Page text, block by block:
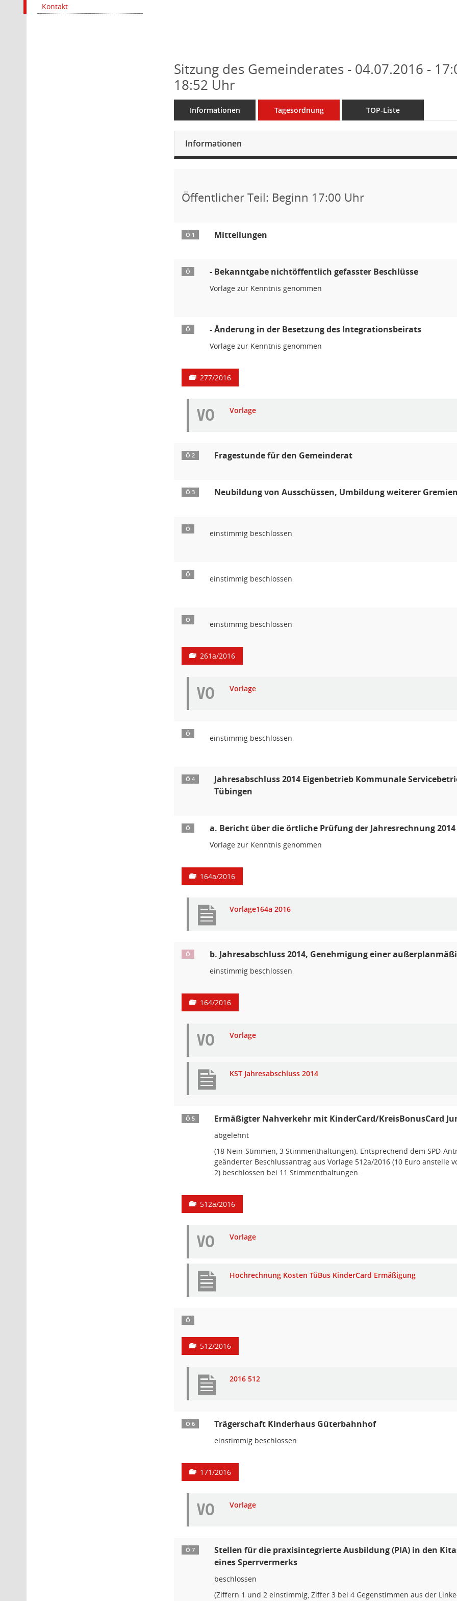
Kontakt
Sitzung des Gemeinderates - 04.07.2016 -
18:52 Uhr
Informationen Tagesordnung TOP-Liste
Informationen
Öffentlicher Teil: Beginn 17:00 Uhr
Ö 1 Mitteilungen
Ö - Bekanntgabe nichtöffentlich gefasster Beschlüsse
Vorlage zur Kenntnis genommen
Ö - Änderung in der Besetzung des Integrationsbeirats
Vorlage zur Kenntnis genommen
277/2016
VO Vorlage
Ö 2 Fragestunde für den Gemeinderat
Ö 3 Neubildung von Ausschüssen, Umbildung weiterer
Ö einstimmig beschlossen
Ö einstimmig beschlossen
Ö einstimmig beschlossen
261a/2016
VO Vorlage
Ö einstimmig beschlossen
Ö 4
Jahresabschluss 2014 Eigenbetrieb Kommunale
Tübingen
Ö a. Bericht über die örtliche Prüfung der Jahresrechnung 2014
Vorlage zur Kenntnis genommen
164a/2016
Vorlage164a 2016
Ö b. Jahresabschluss 2014, Genehmigung einer
einstimmig beschlossen
164/2016
VO Vorlage
KST Jahresabschluss 2014
Ö 5 Ermäßigter Nahverkehr mit KinderCard/KreisBonusCard
abgelehnt
(18 Nein-Stimmen, 3 Stimmenthaltungen). Entsprechend dem SPD-
geänderter Beschlussantrag aus Vorlage 512a/2016 (10 Euro anstelle
2) beschlossen bei 11 Stimmenthaltungen.
512a/2016
VO Vorlage
Hochrechnung Kosten TüBus KinderCard Ermäßigung
Ö
512/2016
2016 512
Ö 6 Trägerschaft Kinderhaus Güterbahnhof
einstimmig beschlossen
171/2016
VO Vorlage
Ö 7
Stellen für die praxisintegrierte Ausbildung (PIA) in den
eines Sperrvermerks
beschlossen
(Ziffern 1 und 2 einstimmig, Ziffer 3 bei 4 Gegenstimmen aus der